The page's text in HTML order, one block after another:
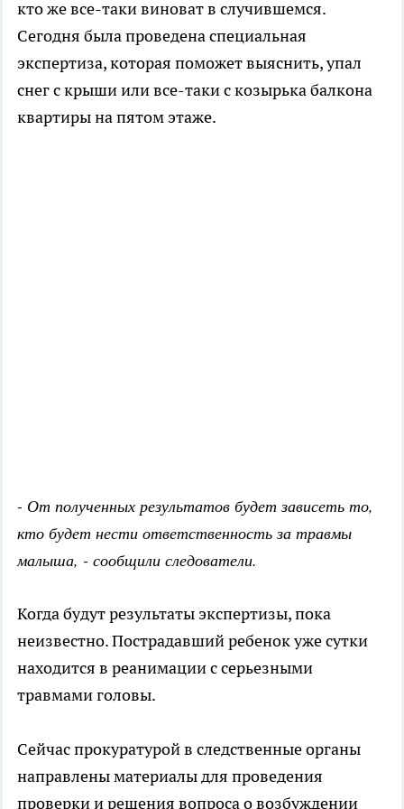
кто же все-таки виноват в случившемся.
Сегодня была проведена специальная
экспертиза, которая поможет выяснить, упал
снег с крыши или все-таки с козырька балкона
квартиры на пятом этаже.
- От полученных результатов будет зависеть то,
кто будет нести ответственность за травмы
малыша, - сообщили следователи.
Когда будут результаты экспертизы, пока
неизвестно. Пострадавший ребенок уже сутки
находится в реанимации с серьезными
травмами головы.
Сейчас прокуратурой в следственные органы
направлены материалы для проведения
проверки и решения вопроса о возбуждении